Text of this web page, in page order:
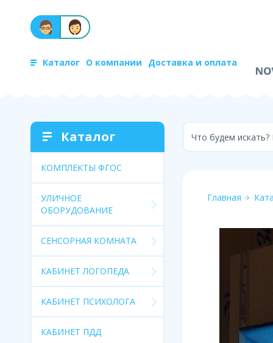
Каталог О компании Доставка и оплата
Каталог
КОМПЛЕКТЫ ФГОС
УЛИЧНОЕ
ОБОРУДОВАНИЕ
СЕНСОРНАЯ КОМНАТА
КАБИНЕТ ЛОГОПЕДА
КАБИНЕТ ПСИХОЛОГА
КАБИНЕТ ПДД
Что будем
Главная